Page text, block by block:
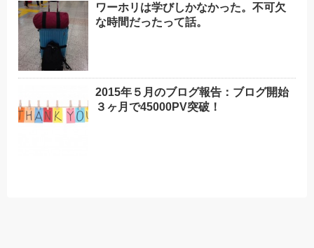
ワーホリは学びしかなかった。不可欠
な時間だったって話。
2015年５月のブログ報告：ブログ開始
３ヶ月で45000PV突破！